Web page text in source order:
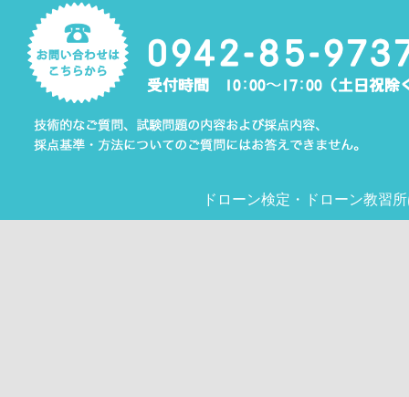
ドローン検定 ・ ドローン教習所